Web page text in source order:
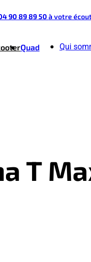
90 89 89 50à votre
Quad Qui
T